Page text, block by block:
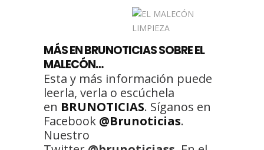
MÁS EN BRUNOTICIAS SOBRE EL
MALECÓN…
Esta y más información puede
leerla, verla o escúchela
en BRUNOTICIAS. Síganos en
Facebook @Brunoticias.
Nuestro